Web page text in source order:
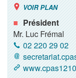
VOIR PLAN
Président
Mr. Luc Frémal
02 220 29 02